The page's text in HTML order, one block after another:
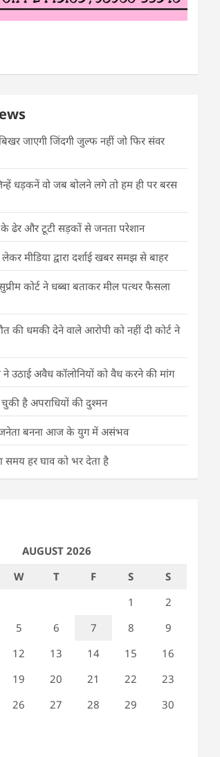
जाएगी जिंदगी जुल्फ नहीं जो फिर संवर
धड़कनें वो जब बोलने लगे तो हम ही पर बरस
ढेर और टूटी सड़कों से जनता परेशान
मीडिया द्वारा दर्शाई खबर समझ से बाहर
कोर्ट ने धब्बा बताकर मील पत्थर फैसला
की धमकी देने वाले आरोपी को नहीं दी कोर्ट ने
उठाई अवैध कॉलोनियों को वैध करने की मांग
है अपराधियों की दुश्मन
बनना आज के युग में असंभव
हर घाव को भर देता है
AUGUST 2026
W T F S
S
1
2
5 6 7 8
9
12 13 14 15
16
19 20 21 22
23
26 27 28 29
30